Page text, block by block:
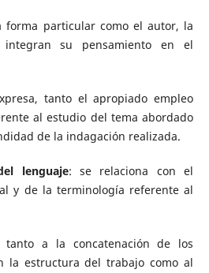
forma particular como el autor, la
su pensamiento en el
tanto el apropiado empleo
al estudio del tema abordado
de la indagación realizada.
lenguaje: se relaciona con el
y de la terminología referente al
tanto a la concatenación de los
la estructura del trabajo como al